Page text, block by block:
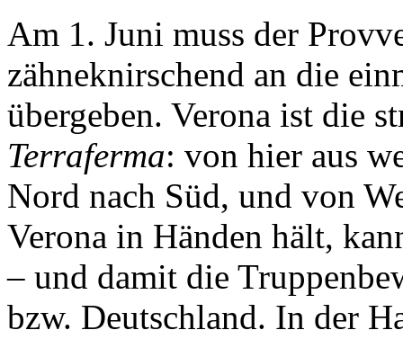
Am 1. Juni muss der
zähneknirschend an die
übergeben. Verona ist die
Terraferma: von hier aus
Nord nach Süd, und von
Verona in Händen hält,
– und damit die
bzw. Deutschland. In der